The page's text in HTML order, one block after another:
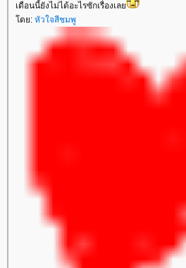
เดือนนี้ยังไม่ได้อะไรซักเรื่องเล
ดย: หัวใจสีชมพู